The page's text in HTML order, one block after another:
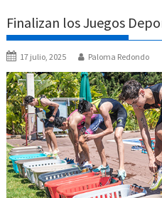
Finalizan los Juegos
17 julio, 2025 Paloma Redondo